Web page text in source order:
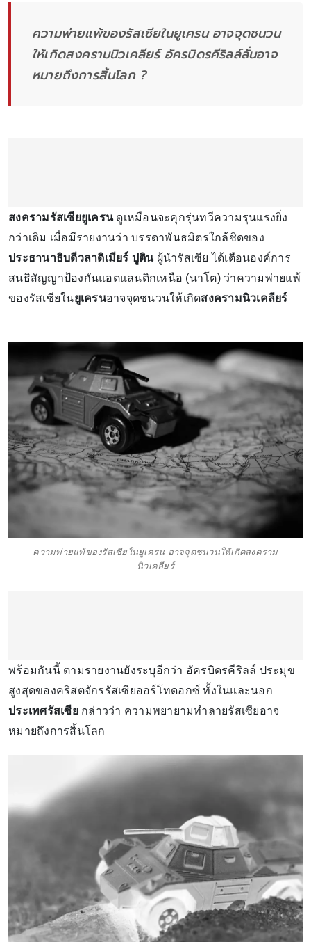
ความพ่ายแพ้ของรัสเซียในยูเครน อาจจุดชนวน
ให้เกิดสงครามนิวเคลียร์ อัครบิดรคีริลล์ลั่นอาจ
หมายถึงการสิ้นโลก ?
สงครามรัสเซียยูเครน ดูเหมือนจะคุกรุ่นทวีความรุนแรงยิ่ง
กว่าเดิม เมื่อมีรายงานว่า บรรดาพันธมิตรใกล้ชิดของ
ประธานาธิบดีวลาดิเมียร์ ปูตินผู้นำรัสเซีย ได้เตือนองค์การ
สนธิสัญญาป้องกันแอตแลนติกเหนือ (นาโต) ว่าความพ่ายแพ้
ของรัสเซียในยูเครนอาจจุดชนวนให้เกิดสงครามนิวเคลียร์
ความพ่ายแพ้ของรัสเซียในยูเครน อาจจุดชนวนให้เกิดสงคราม
นิวเคลียร์
พร้อมกันนี้ ตามรายงานยังระบุอีกว่า อัครบิดรคีริลล์ ประมุข
สูงสุดของคริสตจักรรัสเซียออร์โทดอกซ์ ทั้งในและนอก
ประเทศรัสเซียกล่าวว่า ความพยายามทำลายรัสเซียอาจ
หมายถึงการสิ้นโลก